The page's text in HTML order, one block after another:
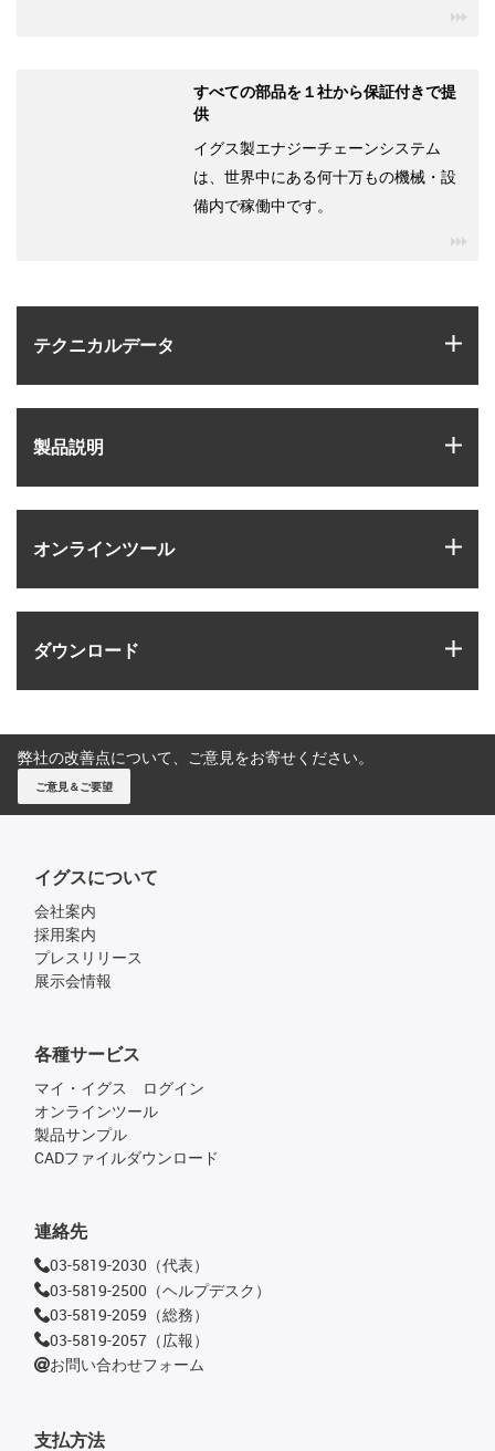
テクニカルデータ
製品説明
オンラインツール
ダウンロード
すべての部品を１社から保証付きで提
供
イグス製エナジーチェーンシステム
は、世界中にある何十万もの機械・設
備内で稼働中です。
弊社の改善点について、ご意見をお寄せください。
ご意見＆ご要望
イグスについて
会社案内
採用案内
プレスリリース
展示会情報
支払方法
各種サービス
マイ・イグス ログイン
オンラインツール
製品サンプル
CADファイルダウンロード
連絡先
03-5819-2030（代表）
03-5819-2500（ヘルプデスク）
03-5819-2059（総務）
03-5819-2057（広報）
お問い合わせフォーム